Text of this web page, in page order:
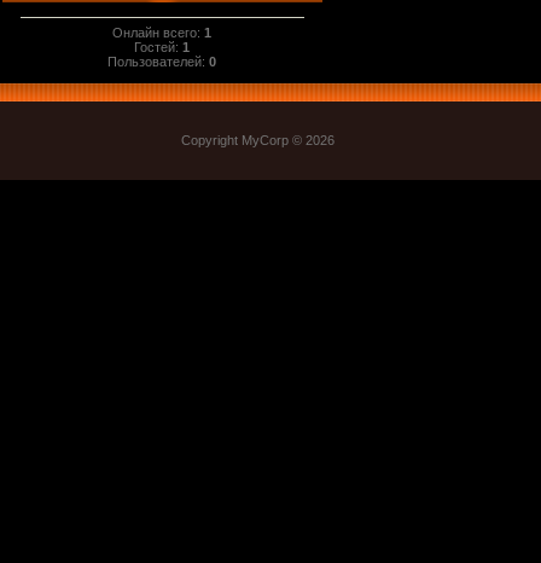
Онлайн всего:1
Гостей:1
Пользователей:0
Copyright MyCorp © 2026